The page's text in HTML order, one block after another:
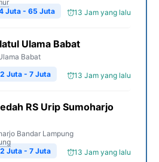
13 Jam yang lalu
Juta - 65 Juta
Ulama Babat
Babat
13 Jam yang lalu
2 Juta - 7 Juta
RS Urip Sumoharjo
Bandar Lampung
13 Jam yang lalu
2 Juta - 7 Juta